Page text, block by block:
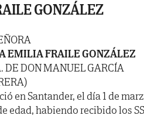
GONZÁLEZ
EMILIA FRAILE GONZÁLEZ
DE DON MANUEL GARCÍA
en Santander, el día 1 de
edad, habiendo recibido los